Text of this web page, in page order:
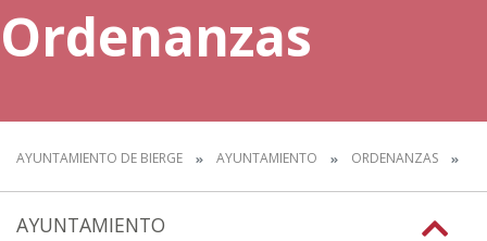
Ordenanzas
AYUNTAMIENTO DE BIERGE AYUNTAMIENTO ORDENANZAS
AYUNTAMIENTO